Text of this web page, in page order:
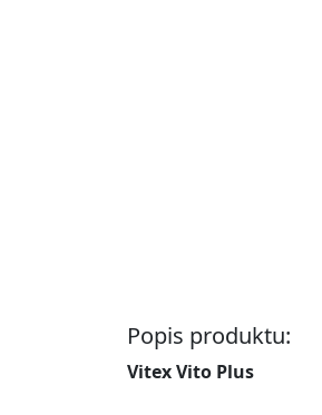
Popis produktu:
Vitex Vito Plus